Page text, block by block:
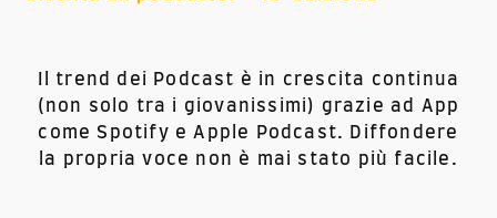
Il trend dei Podcast è in crescita continua
(non solo tra i giovanissimi) grazie ad App
come Spotify e Apple Podcast. Diffondere
la propria voce non è mai stato più facile.